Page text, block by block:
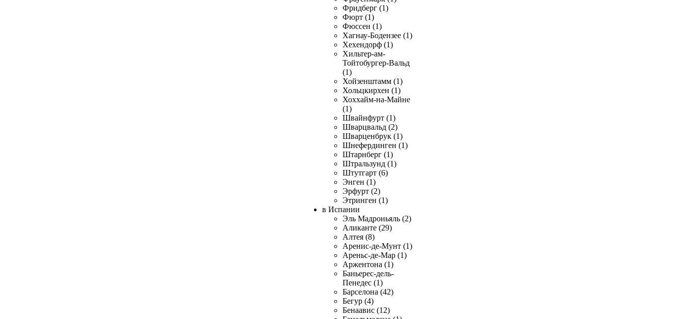
Фридберг (1)
Фюрт (1)
Фюссен (1)
Хагнау-Бодензее (1)
Хехендорф (1)
Хильтер-ам-
Тойтобургер-Вальд
(1)
Хойзенштамм (1)
Хольцкирхен (1)
Хоххайм-на-Майне
(1)
Швайнфурт (1)
Шварцвальд (2)
Шварценбрук (1)
Шнефердинген (1)
Штарнберг (1)
Штральзунд (1)
Штутгарт (6)
Энген (1)
Эрфурт (2)
Этринген (1)
в Испании
Эль Мадроньяль (2)
Аликанте (29)
Алтея (8)
Аренис-де-Мунт (1)
Ареньс-де-Мар (1)
Аржентона (1)
Баньерес-дель-
Пенедес (1)
Барселона (42)
Бегур (4)
Бенаавис (12)